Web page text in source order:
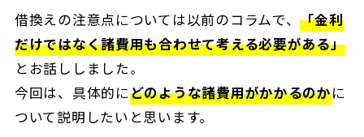
借換えの注意点については以前のコラムで、「金利
だけではなく諸費用も合わせて考える必要がある」
とお話ししました。
今回は、具体的にどのような諸費用がかかるのかに
ついて説明したいと思います。